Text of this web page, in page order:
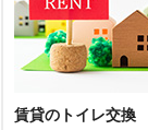
賃貸のトイレ交換